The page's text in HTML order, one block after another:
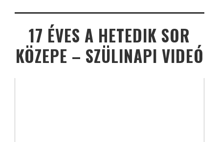
17 ÉVES A HETEDIK SOR
KÖZEPE – SZÜLINAPI VIDEÓ